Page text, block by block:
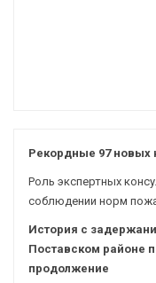
Рекордные 97 новых
Роль экспертных
соблюдении норм
История с
Поставском районе
продолжение